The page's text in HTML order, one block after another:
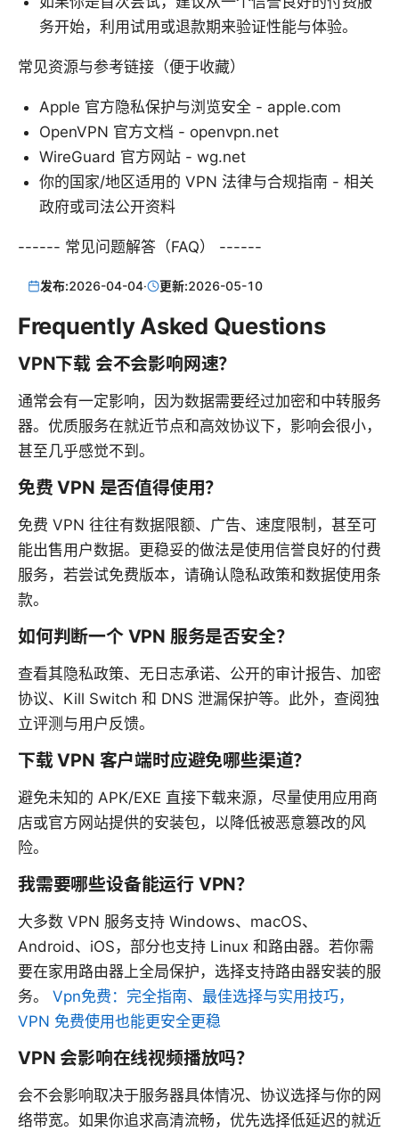
务开始，利用试用或退款期来验证性能与体验。
常见资源与参考链接（便于收藏）
Apple 官方隐私保护与浏览安全 - apple.com
OpenVPN 官方文档 - openvpn.net
WireGuard 官方网站 - wg.net
你的国家/地区适用的 VPN 法律与合规指南 - 相关
政府或司法公开资料
------ 常见问题解答（FAQ） ------
发布:2026-04-04· 更新:2026-05-10
Frequently Asked Questions
VPN下载 会不会影响网速？
通常会有一定影响，因为数据需要经过加密和中转服务
器。优质服务在就近节点和高效协议下，影响会很小，
甚至几乎感觉不到。
免费 VPN 是否值得使用？
免费 VPN 往往有数据限额、广告、速度限制，甚至可
能出售用户数据。更稳妥的做法是使用信誉良好的付费
服务，若尝试免费版本，请确认隐私政策和数据使用条
款。
如何判断一个 VPN 服务是否安全？
查看其隐私政策、无日志承诺、公开的审计报告、加密
协议、Kill Switch 和 DNS 泄漏保护等。此外，查阅独
立评测与用户反馈。
下载 VPN 客户端时应避免哪些渠道？
避免未知的 APK/EXE 直接下载来源，尽量使用应用商
店或官方网站提供的安装包，以降低被恶意篡改的风
险。
我需要哪些设备能运行 VPN？
大多数 VPN 服务支持 Windows、macOS、
Android、iOS，部分也支持 Linux 和路由器。若你需
要在家用路由器上全局保护，选择支持路由器安装的服
务。 Vpn免费：完全指南、最佳选择与实用技巧，
VPN 免费使用也能更安全更稳
VPN 会影响在线视频播放吗？
会不会影响取决于服务器具体情况、协议选择与你的网
络带宽。如果你追求高清流畅，优先选择低延迟的就近